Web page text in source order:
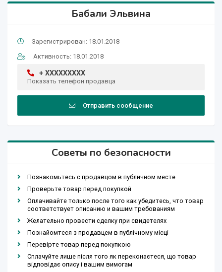
Бабали Эльвина
Зарегистрирован: 18.01.2018
Активность: 18.01.2018
+ XXXXXXXXX
Показать телефон продавца
Отправить сообщение
Советы по безопасности
Познакомьтесь с продавцом в публичном месте
Проверьте товар перед покупкой
Оплачивайте только после того как убедитесь, что товар
соответствует описанию и вашим требованиям
Желательно провести сделку при свидетелях
Познайомтеся з продавцем в публічному місці
Перевірте товар перед покупкою
Сплачуйте лише після того як переконаєтеся, що товар
відповідає опису і вашим вимогам